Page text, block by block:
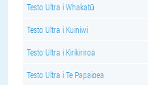
Testo Ultra i Whakatū
Testo Ultra i Kuiniwi
Testo Ultra i Kirikiriroa
Testo Ultra i Te Papaioea